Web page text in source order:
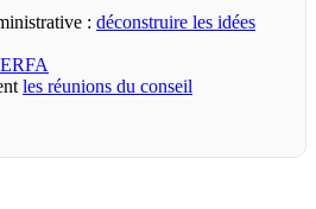
: déconstruire les idées
les réunions du conseil